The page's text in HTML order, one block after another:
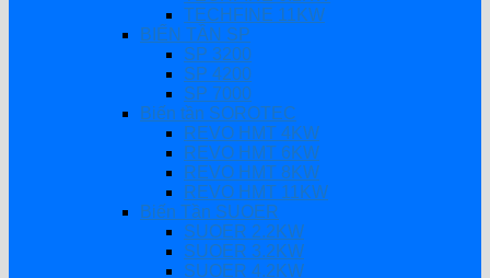
TECHFINE 11KW
BIẾN TẦN SP
SP 3200
SP 4200
SP 7000
Biến tần SOROTEC
REVO HMT 4KW
REVO HMT 6KW
REVO HMT 8KW
REVO HMT 11KW
Biến Tần SUOER
SUOER 2.2KW
SUOER 3.2KW
SUOER 4.2KW